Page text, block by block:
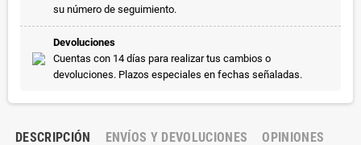
su número de seguimiento.
Devoluciones
Cuentas con 14 días para realizar tus cambios o
devoluciones. Plazos especiales en fechas señaladas.
DESCRIPCIÓN ENVÍOS Y DEVOLUCIONES OPINIONES